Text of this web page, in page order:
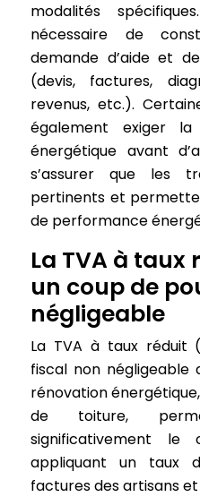
modalités
nécessaire de
demande d’aide et
(devis, factures,
revenus, etc.).
également exiger la
énergétique avant
s’assurer que les
pertinents et
de performance
La TVA à taux
un coup de
négligeable
La TVA à taux réduit
fiscal non négligeable
rénovation
de toiture,
significativement
appliquant un taux
factures des artisans